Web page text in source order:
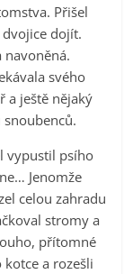
Přišel
dojít.
navoněná.
svého
a ještě nějaký
vypustil psího
Jenomže
celou zahradu
stromy a
přítomné
a rozešli